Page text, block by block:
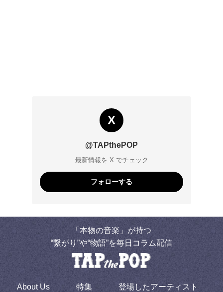
X
@TAPthePOP
最新情報を X でチェック
フォローする
「本物の音楽」が持つ
“繋がり”や“物語”を毎日コラム配信
About Us 特集 登場したアーティスト